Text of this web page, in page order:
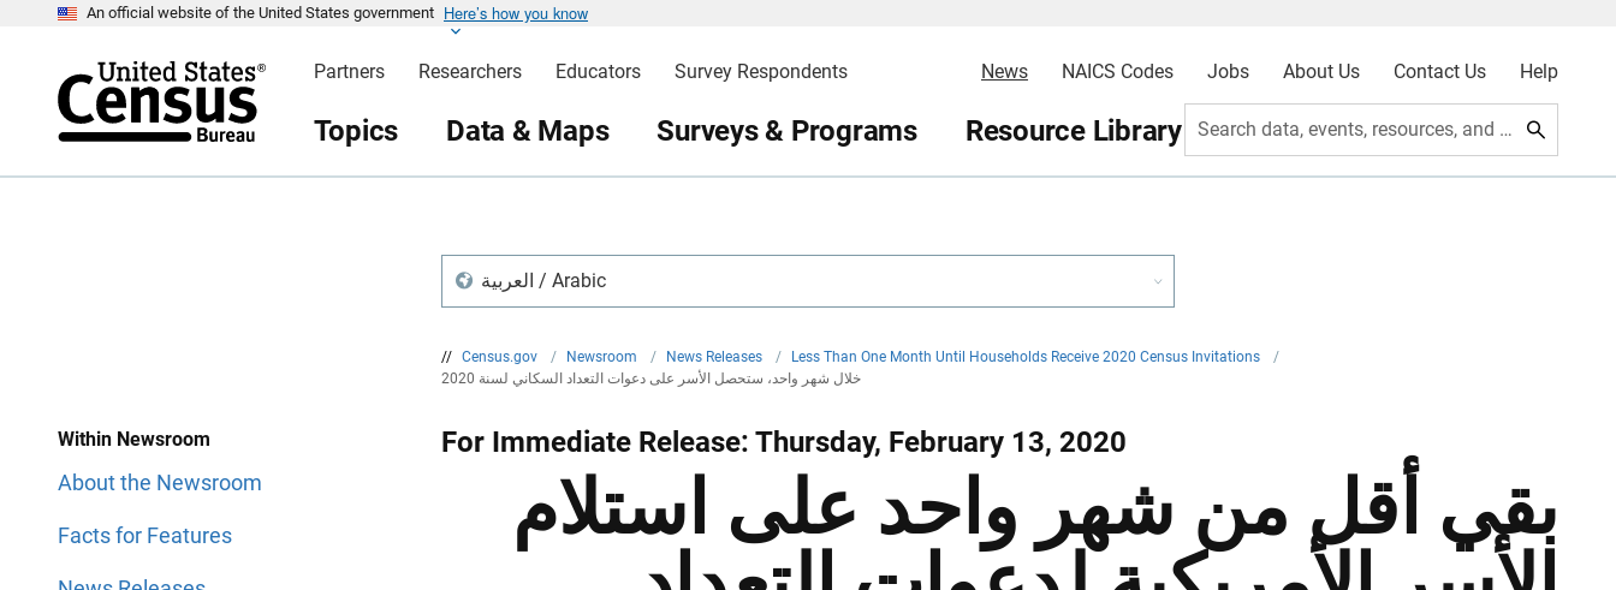
An official website of the United States government Here’s how you know
Partners Researchers Educators Survey Respondents News NAICS Codes Jobs About Us Contact Us Help
Topics Data & Maps Surveys & Programs Resource Library Search data, events, resources, and more
العربية / Arabic
// Census.gov / Newsroom / News Releases / Less Than One Month Until Households Receive 2020 Census Invitations
/
خلال شهر واحد، ستحصل الأسر على دعوات التعداد السكاني لسنة 2020
Within Newsroom
About the Newsroom
Facts for Features
For Immediate Release: Thursday, February 13, 2020
بقي أقل من شهر واحد على استلام